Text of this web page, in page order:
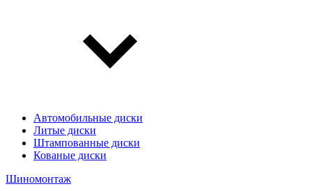
Автомобильные диски
Литые диски
Штампованные диски
Кованые диски
Шиномонтаж